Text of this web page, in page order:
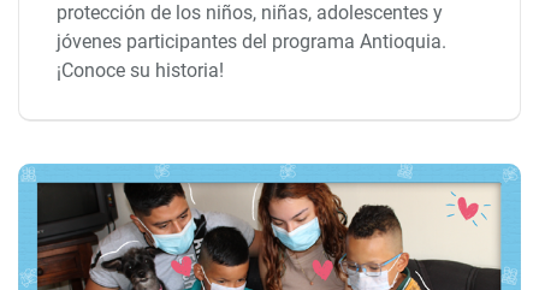
protección de los niños, niñas, adolescentes y
jóvenes participantes del programa Antioquia.
¡Conoce su historia!